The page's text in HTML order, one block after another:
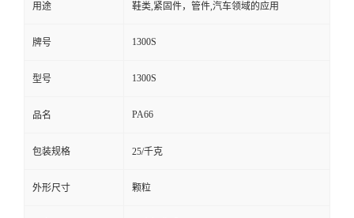
用途 鞋类,紧固件，管件,汽车领域的应用
牌号 1300S
型号 1300S
品名 PA66
包装规格 25/千克
外形尺寸 颗粒